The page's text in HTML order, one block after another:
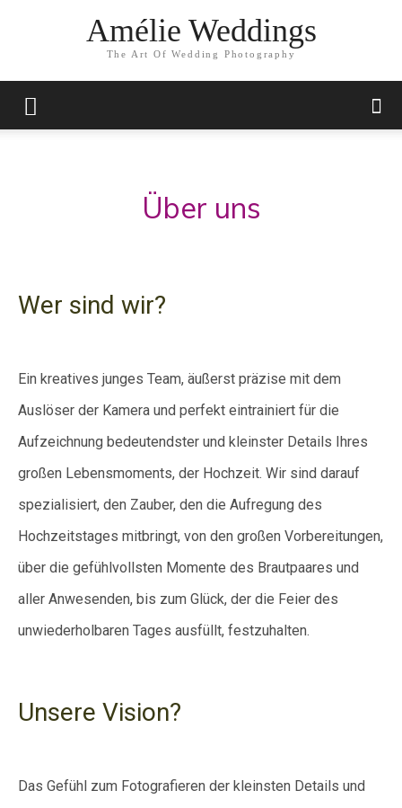
Amélie Weddings
The Art Of Wedding Photography
Über uns
Wer sind wir?
Ein kreatives junges Team, äußerst präzise mit dem
Auslöser der Kamera und perfekt eintrainiert für die
Aufzeichnung bedeutendster und kleinster Details Ihres
großen Lebensmoments, der Hochzeit. Wir sind darauf
spezialisiert, den Zauber, den die Aufregung des
Hochzeitstages mitbringt, von den großen Vorbereitungen,
über die gefühlvollsten Momente des Brautpaares und
aller Anwesenden, bis zum Glück, der die Feier des
unwiederholbaren Tages ausfüllt, festzuhalten.
Unsere Vision?
Das Gefühl zum Fotografieren der kleinsten Details und